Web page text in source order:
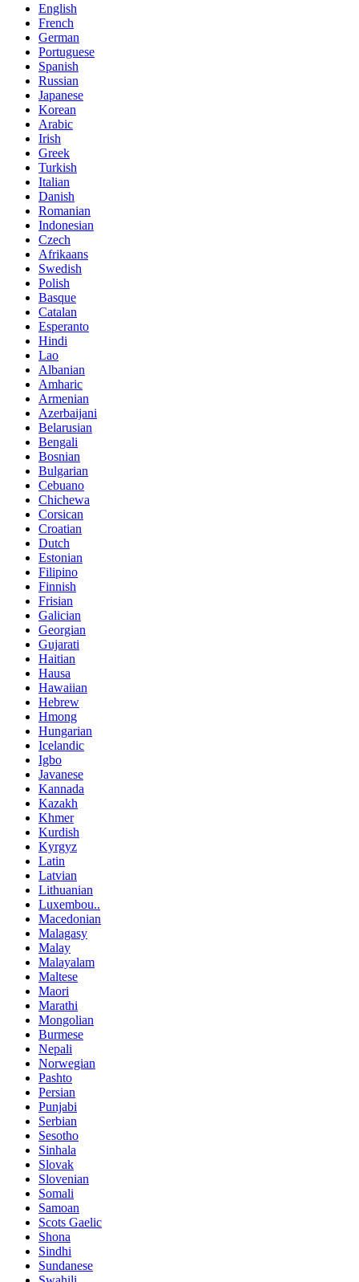
English
French
German
Portuguese
Spanish
Russian
Japanese
Korean
Arabic
Irish
Greek
Turkish
Italian
Danish
Romanian
Indonesian
Czech
Afrikaans
Swedish
Polish
Basque
Catalan
Esperanto
Hindi
Lao
Albanian
Amharic
Armenian
Azerbaijani
Belarusian
Bengali
Bosnian
Bulgarian
Cebuano
Chichewa
Corsican
Croatian
Dutch
Estonian
Filipino
Finnish
Frisian
Galician
Georgian
Gujarati
Haitian
Hausa
Hawaiian
Hebrew
Hmong
Hungarian
Icelandic
Igbo
Javanese
Kannada
Kazakh
Khmer
Kurdish
Kyrgyz
Latin
Latvian
Lithuanian
Luxembou..
Macedonian
Malagasy
Malay
Malayalam
Maltese
Maori
Marathi
Mongolian
Burmese
Nepali
Norwegian
Pashto
Persian
Punjabi
Serbian
Sesotho
Sinhala
Slovak
Slovenian
Somali
Samoan
Scots Gaelic
Shona
Sindhi
Sundanese